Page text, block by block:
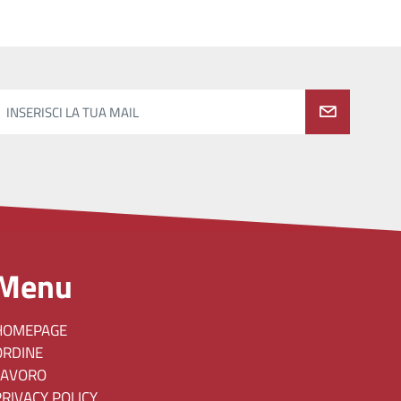
INSERISCI LA TUA MAIL